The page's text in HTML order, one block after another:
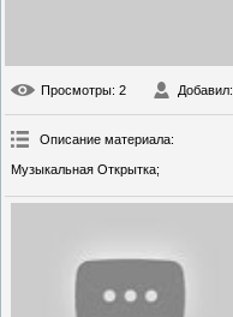
Просмотры: 2 Добавил:
Описание материала:
Музыкальная Открытка;